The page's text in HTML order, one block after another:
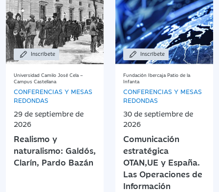
Inscríbete
Universidad Camilo José Cela –
Campus Castellana
CONFERENCIAS Y MESAS
REDONDAS
29 de septiembre de
2026
Realismo y
naturalismo: Galdós,
Clarín, Pardo Bazán
Inscríbete
Fundación Ibercaja Patio de la
Infanta
CONFERENCIAS Y MESAS
REDONDAS
30 de septiembre de
2026
Comunicación
estratégica
OTAN,UE y España.
Las Operaciones de
Información